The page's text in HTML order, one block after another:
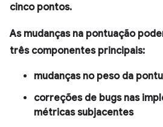
cinco pontos.
As mudanças na pontuação
três componentes principais:
mudanças no peso da
correções de bugs nas
métricas subjacentes